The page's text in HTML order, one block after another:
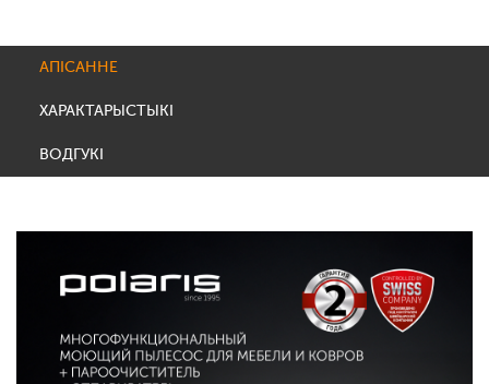
АПІСАННЕ
ХАРАКТАРЫСТЫКІ
ВОДГУКІ